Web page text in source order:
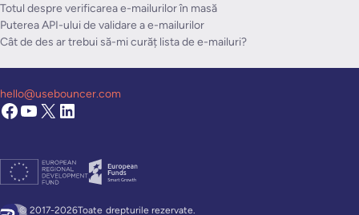
Totul despre verificarea e-mailurilor în masă
Puterea API-ului de validare a e-mailurilor
Cât de des ar trebui să-mi curăț lista de e-mailuri?
© 2017-2026Toate drepturile rezervate.
hello@usebouncer.com